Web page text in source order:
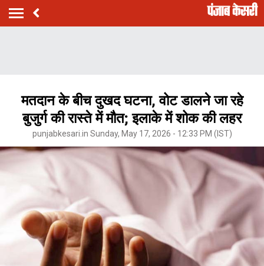
मतदान के बीच दुखद घटना, वोट डालने जा रहे
बुजुर्ग की रास्ते में मौत; इलाके में शोक की लहर
punjabkesari.in Sunday, May 17, 2026 - 12:33 PM (IST)